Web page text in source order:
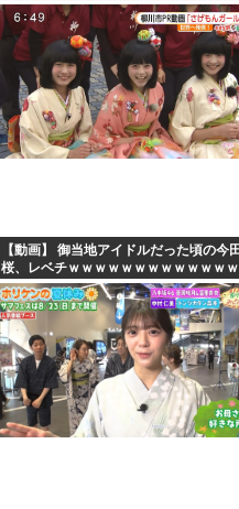
【動画】 御当地アイドルだった頃の今
桜、レベチｗｗｗｗｗｗｗｗｗｗｗｗ
ｗｗｗｗ